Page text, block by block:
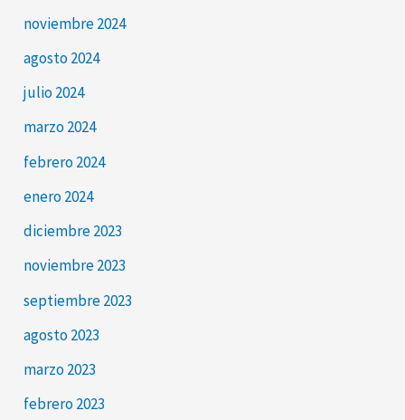
noviembre 2024
agosto 2024
julio 2024
marzo 2024
febrero 2024
enero 2024
diciembre 2023
noviembre 2023
septiembre 2023
agosto 2023
marzo 2023
febrero 2023